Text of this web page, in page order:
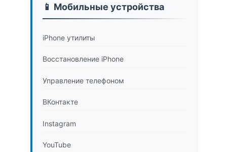
📱 Мобильные устройства
iPhone утилиты
Восстановление iPhone
Управление телефоном
ВКонтакте
Instagram
YouTube